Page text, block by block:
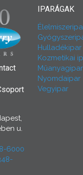
u.
6000
IPARÁGAK
Hulladékipar
Kozmetikai
Műanyagipar
Nyomdaipar
Vegyipar